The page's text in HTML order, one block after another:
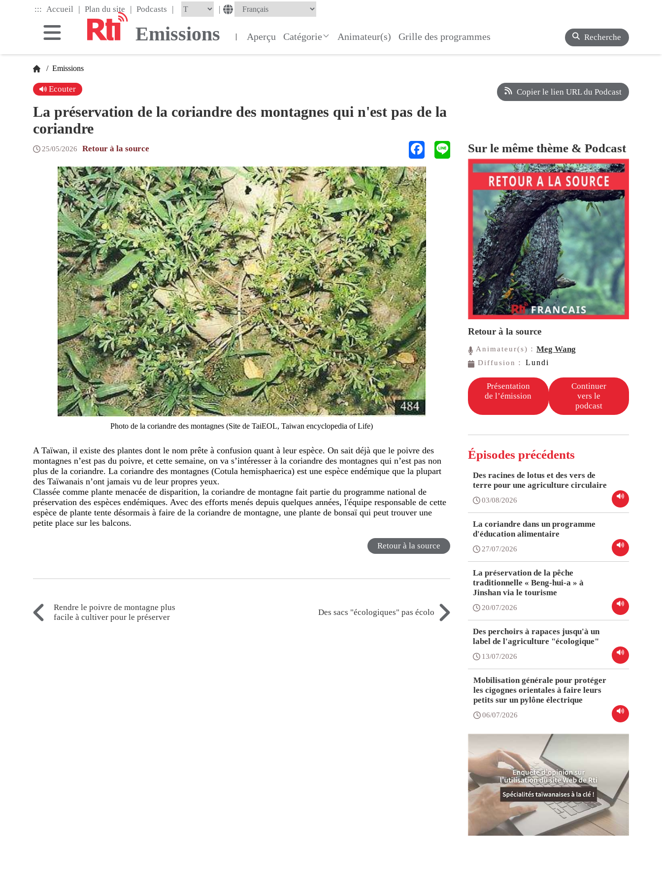
::: Accueil | Plan du site | Podcasts | |
Emissions | Aperçu Catégorie Animateur(s) Grille des programmes Recherche
/ Emissions
Ecouter
La préservation de la coriandre des montagnes qui n'est pas de la
coriandre
25/05/2026 Retour à la source
Photo de la coriandre des montagnes (Site de TaiEOL, Taiwan encyclopedia of Life)
A Taïwan, il existe des plantes dont le nom prête à confusion quant à leur espèce. On sait déjà que le poivre des
montagnes n’est pas du poivre, et cette semaine, on va s’intéresser à la coriandre des montagnes qui n’est pas non
plus de la coriandre. La coriandre des montagnes (Cotula hemisphaerica)est une espèce endémique que la plupart
des Taïwanais n’ont jamais vu de leur propres yeux.
Classée comme plante menacée de disparition, la coriandre de montagne fait partie du programme national de
préservation des espèces endémiques. Avec des efforts menés depuis quelques années, l'équipe responsable de cette
espèce de plante tente désormais à faire de la coriandre de montagne, une plante de bonsaï qui peut trouver une
petite place sur les balcons.
Retour à la source
Rendre le poivre de montagne plus
facile à cultiver pour le préserver
Des sacs "écologiques" pas écolo
Copier le lien URL du Podcast
Sur le même thème & Podcast
Retour à la source
Animateur(s)：Meg Wang
Diffusion： Lundi
Présentation
de l’émission
Continuer
vers le
podcast
Épisodes précédents
Des racines de lotus et des vers de
terre pour une agriculture circulaire
03/08/2026
La coriandre dans un programme
d'éducation alimentaire
27/07/2026
La préservation de la pêche
traditionnelle « Beng-hui-a » à
Jinshan via le tourisme
20/07/2026
Des perchoirs à rapaces jusqu'à un
label de l'agriculture "écologique"
13/07/2026
Mobilisation générale pour protéger
les cigognes orientales à faire leurs
petits sur un pylône électrique
06/07/2026